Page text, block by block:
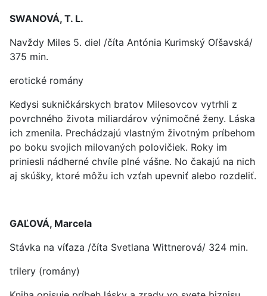
SWANOVÁ, T. L.
Navždy Miles 5. diel /číta Antónia Kurimský Oľšavská/
375 min.
erotické romány
Kedysi sukničkárskych bratov Milesovcov vytrhli z
povrchného života miliardárov výnimočné ženy. Láska
ich zmenila. Prechádzajú vlastným životným príbehom
po boku svojich milovaných polovičiek. Roky im
priniesli nádherné chvíle plné vášne. No čakajú na nich
aj skúšky, ktoré môžu ich vzťah upevniť alebo rozdeliť.
GAĽOVÁ, Marcela
Stávka na víťaza /číta Svetlana Wittnerová/ 324 min.
trilery (romány)